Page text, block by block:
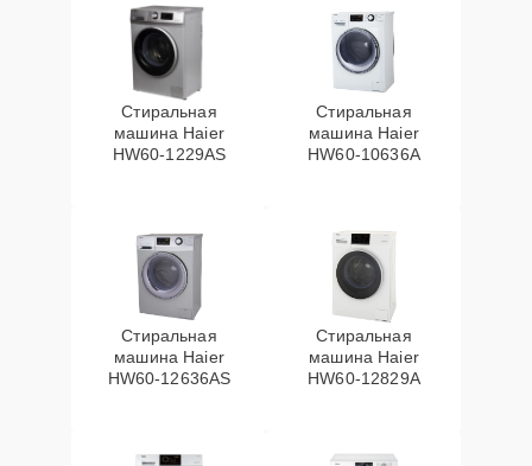
Стиральная
машина Haier
HW60-1229AS
Стиральная
машина Haier
HW60-10636A
Стиральная
машина Haier
HW60-12636AS
Стиральная
машина Haier
HW60-12829A